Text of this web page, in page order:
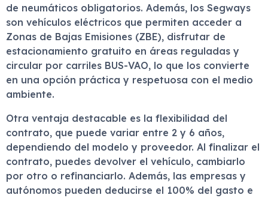
de neumáticos obligatorios. Además, los Segways
son vehículos eléctricos que permiten acceder a
Zonas de Bajas Emisiones (ZBE), disfrutar de
estacionamiento gratuito en áreas reguladas y
circular por carriles BUS-VAO, lo que los convierte
en una opción práctica y respetuosa con el medio
ambiente.
Otra ventaja destacable es la flexibilidad del
contrato, que puede variar entre 2 y 6 años,
dependiendo del modelo y proveedor. Al finalizar el
contrato, puedes devolver el vehículo, cambiarlo
por otro o refinanciarlo. Además, las empresas y
autónomos pueden deducirse el 100% del gasto e